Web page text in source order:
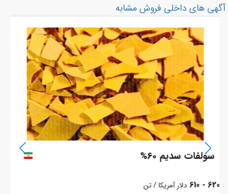
آگهی های داخلي فروش مشابه
سولفات سدیم 60%
620 - 610 دلار آمریکا / تن